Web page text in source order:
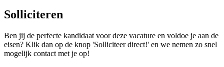
Solliciteren
Ben jij de perfecte kandidaat voor deze vacature en voldoe je aan de
eisen? Klik dan op de knop 'Solliciteer direct!' en we nemen zo snel
mogelijk contact met je op!